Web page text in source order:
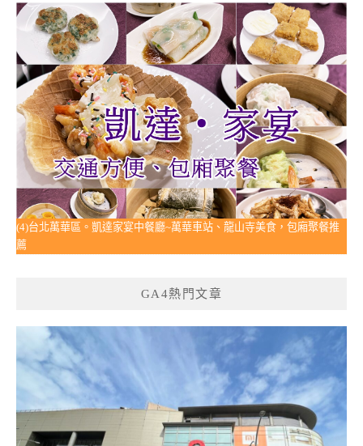
(4)台北萬華區。凱達家宴中餐廳~萬華車站、龍山寺美食，包廂聚餐推
薦
GA4熱門文章